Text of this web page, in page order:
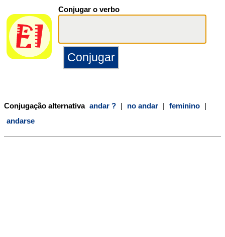
Conjugar o verbo
Conjugação alternativa andar ? | no andar | feminino |
andarse